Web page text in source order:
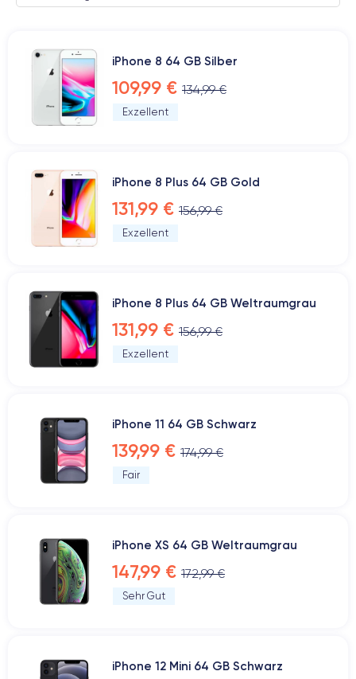
iPhone 8 64 GB Silber
109,99 € 134,99 €
Exzellent
iPhone 8 Plus 64 GB Gold
131,99 € 156,99 €
Exzellent
iPhone 8 Plus 64 GB Weltraumgrau
131,99 € 156,99 €
Exzellent
iPhone 11 64 GB Schwarz
139,99 € 174,99 €
Fair
iPhone XS 64 GB Weltraumgrau
147,99 € 172,99 €
Sehr Gut
iPhone 12 Mini 64 GB Schwarz